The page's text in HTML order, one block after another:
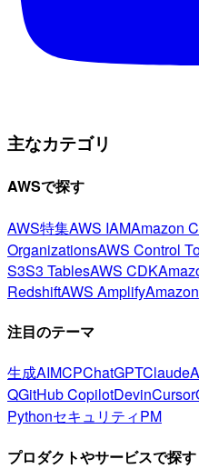
主なカテゴリ
AWSで探す
AWS特集AWS IAMAmazon
OrganizationsAWS Control
S3S3 TablesAWS CDK
RedshiftAWS Amplify
注目のテーマ
生成AIMCPChatGPTClaude
QGitHub CopilotDevinCursor
PythonセキュリティPM
プロダクトやサービスで探す